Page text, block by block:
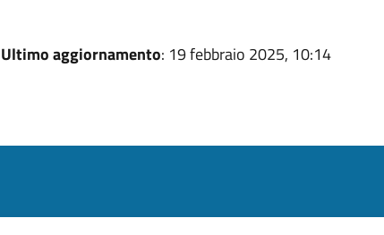
Ultimo aggiornamento: 19 febbraio 2025, 10:14